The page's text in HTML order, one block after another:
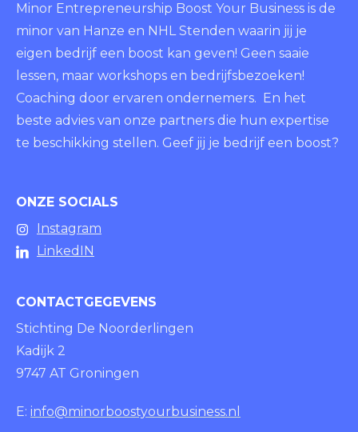
Minor Entrepreneurship Boost Your Business is de
minor van Hanze en NHL Stenden waarin jij je
eigen bedrijf een boost kan geven! Geen saaie
lessen, maar workshops en bedrijfsbezoeken!
Coaching door ervaren ondernemers. En het
beste advies van onze partners die hun expertise
te beschikking stellen. Geef jij je bedrijf een boost?
ONZE SOCIALS
Instagram
LinkedIN
CONTACTGEGEVENS
Stichting De Noorderlingen
Kadijk 2
9747 AT Groningen
E: info@minorboostyourbusiness.nl